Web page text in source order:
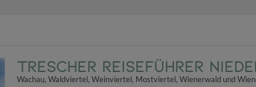
TRESCHER Reiseführer
Wachau, Waldviertel, Weinviertel, Mostviertel, Wienerwald und